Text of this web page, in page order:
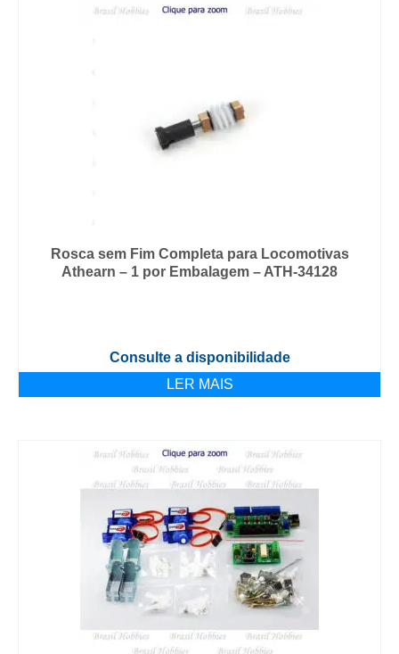
Rosca sem Fim Completa para Locomotivas
Athearn – 1 por Embalagem – ATH-34128
Consulte a disponibilidade
LER MAIS